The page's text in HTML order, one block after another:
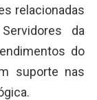
relacionadas
da
do
suporte nas